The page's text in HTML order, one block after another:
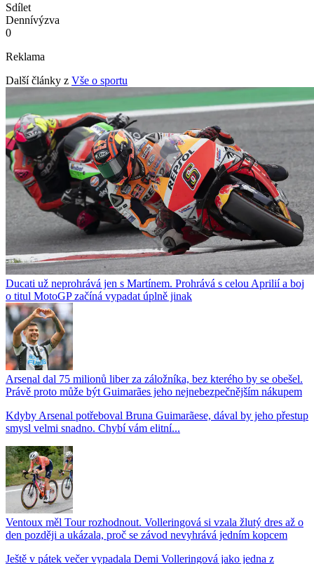
Sdílet
Dennívýzva
0
Reklama
Další články z Vše o sportu
Ducati už neprohrává jen s Martínem. Prohrává s celou Aprilií a boj
o titul MotoGP začíná vypadat úplně jinak
Arsenal dal 75 milionů liber za záložníka, bez kterého by se obešel.
Právě proto může být Guimarães jeho nejnebezpečnějším nákupem
Kdyby Arsenal potřeboval Bruna Guimarãese, dával by jeho přestup
smysl velmi snadno. Chybí vám elitní...
Ventoux měl Tour rozhodnout. Volleringová si vzala žlutý dres až o
den později a ukázala, proč se závod nevyhrává jedním kopcem
Ještě v pátek večer vypadala Demi Volleringová jako jedna z